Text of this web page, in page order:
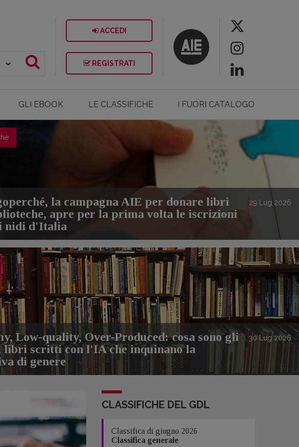
dell'editoria.
ACCEDI
REGISTRATI
GLI EBOOK LE CLASSIFICHE I FUORI CATALOGO
la campagna AIE per donare libri
apre per la prima volta le iscrizioni
nidi d'Italia
29 Lug 2026
Low-quality, Over-Produced: cosa sono gli
libri scritti con l'IA che inquinano la
di genere
30Lug 2026
CLASSIFICHE DEL GDL
Classifica di giugno 2026
Classifica generale